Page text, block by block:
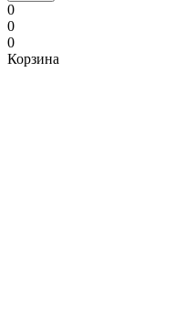
0
0
0
Корзина